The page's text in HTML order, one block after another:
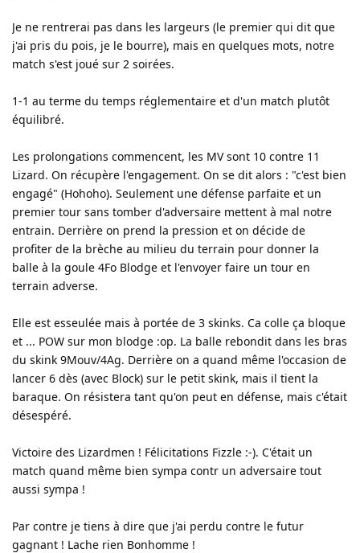
Je ne rentrerai pas dans les largeurs (le premier qui dit que
j'ai pris du pois, je le bourre), mais en quelques mots, notre
match s'est joué sur 2 soirées.
1-1 au terme du temps réglementaire et d'un match plutôt
équilibré.
Les prolongations commencent, les MV sont 10 contre 11
Lizard. On récupère l'engagement. On se dit alors : "c'est bien
engagé" (Hohoho). Seulement une défense parfaite et un
premier tour sans tomber d'adversaire mettent à mal notre
entrain. Derrière on prend la pression et on décide de
profiter de la brèche au milieu du terrain pour donner la
balle à la goule 4Fo Blodge et l'envoyer faire un tour en
terrain adverse.
Elle est esseulée mais à portée de 3 skinks. Ca colle ça bloque
et ... POW sur mon blodge :op. La balle rebondit dans les bras
du skink 9Mouv/4Ag. Derrière on a quand même l'occasion de
lancer 6 dès (avec Block) sur le petit skink, mais il tient la
baraque. On résistera tant qu'on peut en défense, mais c'était
désespéré.
Victoire des Lizardmen ! Félicitations Fizzle :-). C'était un
match quand même bien sympa contr un adversaire tout
aussi sympa !
Par contre je tiens à dire que j'ai perdu contre le futur
gagnant ! Lache rien Bonhomme !